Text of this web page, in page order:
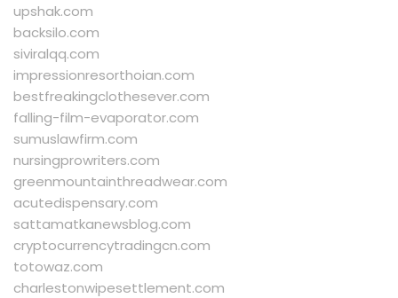
upshak.com
backsilo.com
siviralqq.com
impressionresorthoian.com
bestfreakingclothesever.com
falling-film-evaporator.com
sumuslawfirm.com
nursingprowriters.com
greenmountainthreadwear.com
acutedispensary.com
sattamatkanewsblog.com
cryptocurrencytradingcn.com
totowaz.com
charlestonwipesettlement.com